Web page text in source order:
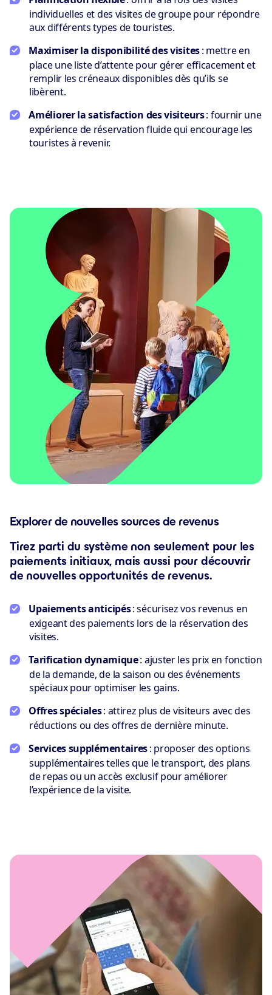
individuelles et des visites de groupe pour répondre
aux différents types de touristes.
Maximiser la disponibilité des visites: mettre en
place une liste d’attente pour gérer efficacement et
remplir les créneaux disponibles dès qu’ils se
libèrent.
Améliorer la satisfaction des visiteurs: fournir une
expérience de réservation fluide qui encourage les
touristes à revenir.
Explorer de nouvelles sources de revenus
Tirez parti du système non seulement pour les
paiements initiaux, mais aussi pour découvrir
de nouvelles opportunités de revenus.
Upaiements anticipés: sécurisez vos revenus en
exigeant des paiements lors de la réservation des
visites.
Tarification dynamique: ajuster les prix en fonction
de la demande, de la saison ou des événements
spéciaux pour optimiser les gains.
Offres spéciales: attirez plus de visiteurs avec des
réductions ou des offres de dernière minute.
Services supplémentaires: proposer des options
supplémentaires telles que le transport, des plans
de repas ou un accès exclusif pour améliorer
l’expérience de la visite.